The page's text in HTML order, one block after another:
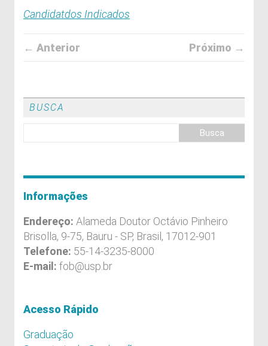
Candidatdos Indicados
← Anterior Próximo →
BUSCA
Informações
Endereço: Alameda Doutor Octávio Pinheiro
Brisolla, 9-75, Bauru - SP, Brasil, 17012-901
Telefone: 55-14-3235-8000
E-mail: fob@usp.br
Acesso Rápido
Graduação